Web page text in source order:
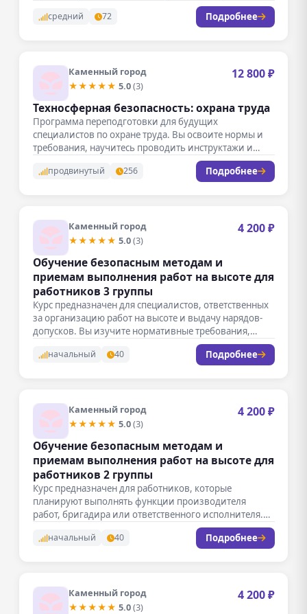
средний 72 Подробнее
Каменный город
★★★★★ 5.0(3)
12 800 ₽
Техносферная безопасность: охрана труда
Программа переподготовки для будущих
специалистов по охране труда. Вы освоите нормы и
требования, научитесь проводить инструктажи и
продвинутый 256 Подробнее
Каменный город
★★★★★ 5.0(3)
4 200 ₽
Обучение безопасным методам и
приемам выполнения работ на высоте для
работников 3 группы
Курс предназначен для специалистов, ответственных
за организацию работ на высоте и выдачу нарядов-
допусков. Вы изучите нормативные требования,
начальный 40 Подробнее
Каменный город
★★★★★ 5.0(3)
4 200 ₽
Обучение безопасным методам и
приемам выполнения работ на высоте для
работников 2 группы
Курс предназначен для работников, которые
планируют выполнять функции производителя
работ, бригадира или ответственного исполнителя.
начальный 40 Подробнее
Каменный город
★★★★★ 5.0(3)
4 200 ₽